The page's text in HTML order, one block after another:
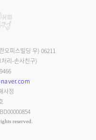
오피스빌딩 우) 06211
리-손사친구)
사정
reserved.